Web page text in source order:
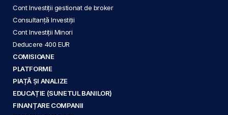
Cont Investiții gestionat de broker
Consultanță Investiții
Cont Investiții Minori
Deducere 400 EUR
COMISIOANE
PLATFORME
PIAȚĂ ȘI ANALIZE
EDUCAȚIE (SUNETUL BANILOR)
FINANȚARE COMPANII